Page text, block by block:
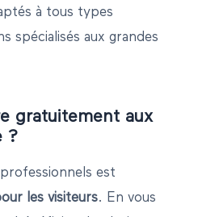
à tous types
spécialisés aux grandes
gratuitement aux
?
est
les visiteurs. En vous